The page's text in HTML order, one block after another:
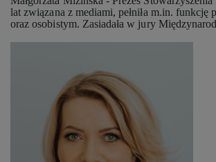
lat związana z mediami, pełniła m.in.
oraz osobistym. Zasiadała w jury